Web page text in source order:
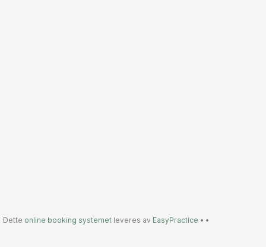
Dette online booking systemet leveres av EasyPractice • •